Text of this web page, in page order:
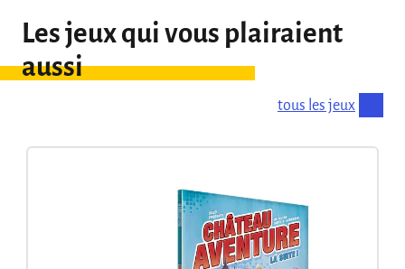
Les jeux qui vous plairaient
aussi
tous les jeux